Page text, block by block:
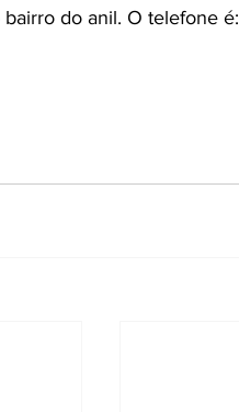
bairro do anil. O telefone é: